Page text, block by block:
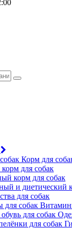
Корм для
для собак
корм для собак
и диетический
для собак